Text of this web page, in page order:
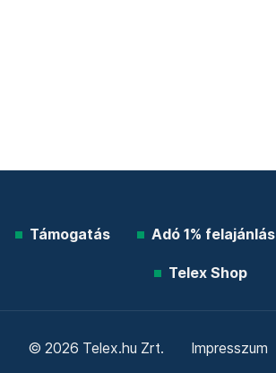
Támogatás Adó 1% felajánlás
Telex Shop
© 2026 Telex.hu Zrt. Impresszum